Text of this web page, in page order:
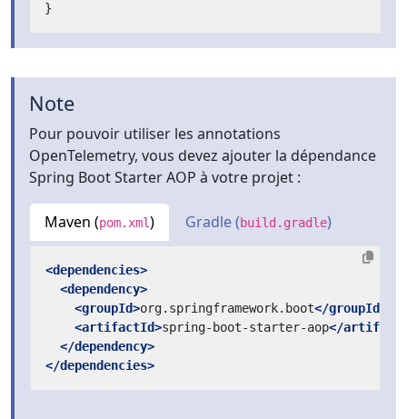
}
Note
Pour pouvoir utiliser les annotations
OpenTelemetry, vous devez ajouter la dépendance
Spring Boot Starter AOP à votre projet :
Maven (pom.xml) Gradle (build.gradle)
<dependencies>
<dependency>
<groupId>org.springframework.boot</groupId>
<artifactId>spring-boot-starter-aop</
</dependency>
</dependencies>